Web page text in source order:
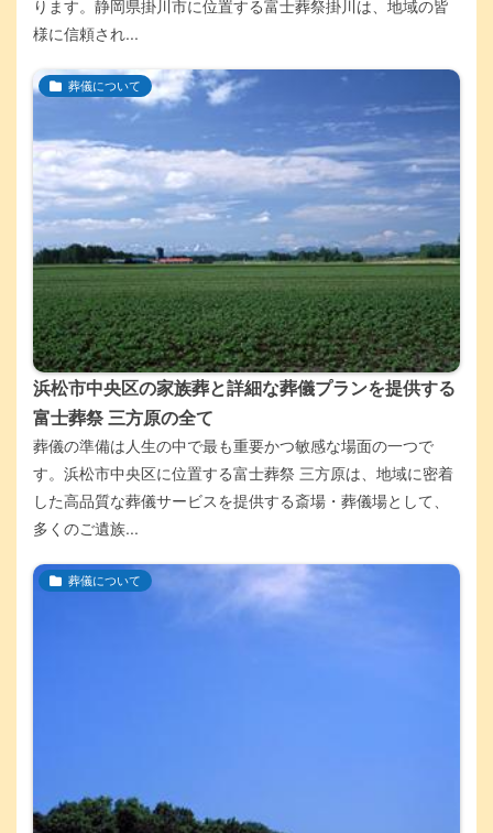
ります。静岡県掛川市に位置する富士葬祭掛川は、地域の皆
様に信頼され...
葬儀について
浜松市中央区の家族葬と詳細な葬儀プランを提供する
富士葬祭 三方原の全て
葬儀の準備は人生の中で最も重要かつ敏感な場面の一つで
す。浜松市中央区に位置する富士葬祭 三方原は、地域に密着
した高品質な葬儀サービスを提供する斎場・葬儀場として、
多くのご遺族...
葬儀について